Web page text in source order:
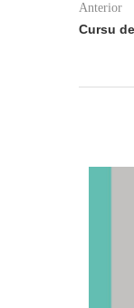
Anterior
Cursu